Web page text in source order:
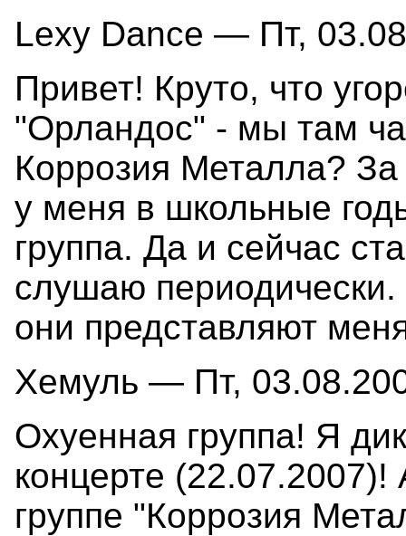
Lexy Dance — Пт,
Привет! Круто, что
"Орландос" - мы там
Коррозия Металла? За
у меня в школьные
группа. Да и сейчас
слушаю периодически.
они представляют
Хемуль — Пт,
Охуенная группа! Я
концерте (22.07.2007)!
группе "Коррозия